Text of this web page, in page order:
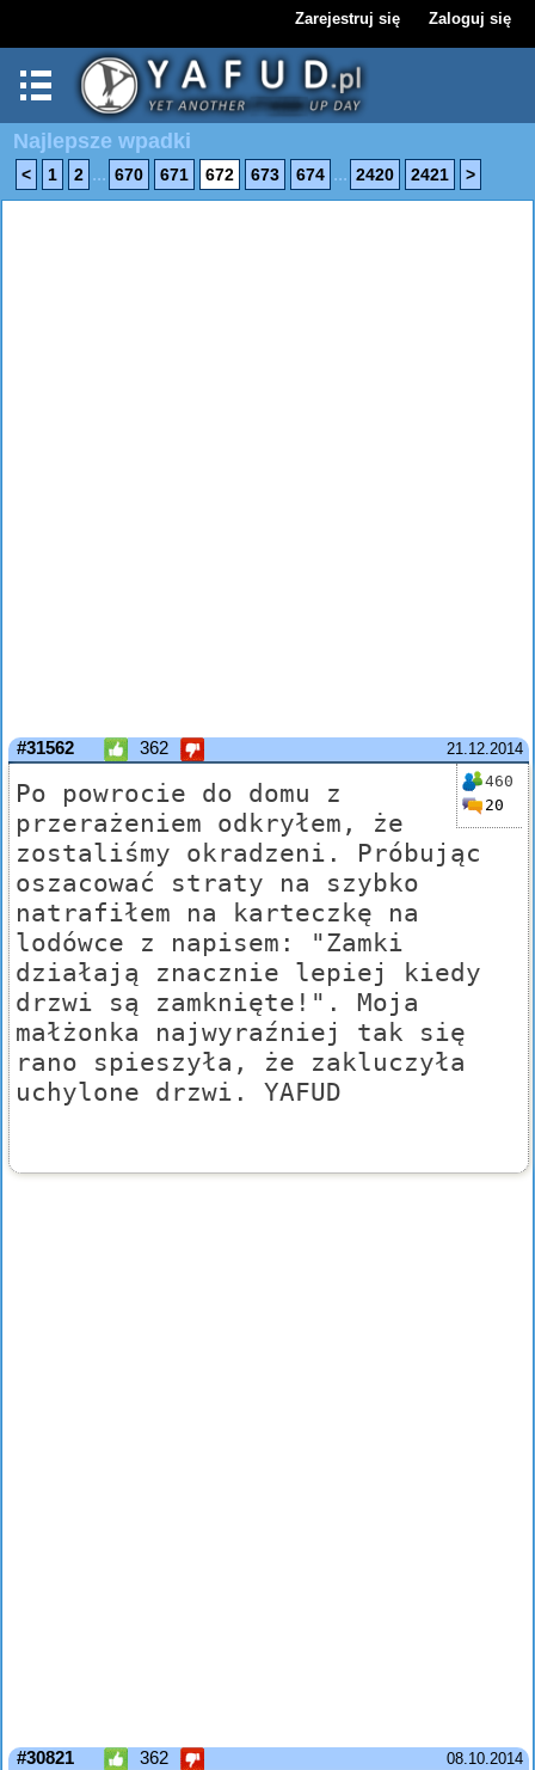
Zarejestruj się Zaloguj się
Najlepsze wpadki
< 1 2 ... 670 671 672 673 674 ... 2420 2421 >
21.12.2014
#31562 362
460
20
Po powrocie do domu z
przerażeniem odkryłem, że
zostaliśmy okradzeni. Próbując
oszacować straty na szybko
natrafiłem na karteczkę na
lodówce z napisem: "Zamki
działają znacznie lepiej kiedy
drzwi są zamknięte!". Moja
małżonka najwyraźniej tak się
rano spieszyła, że zakluczyła
uchylone drzwi. YAFUD
08.10.2014
#30821 362